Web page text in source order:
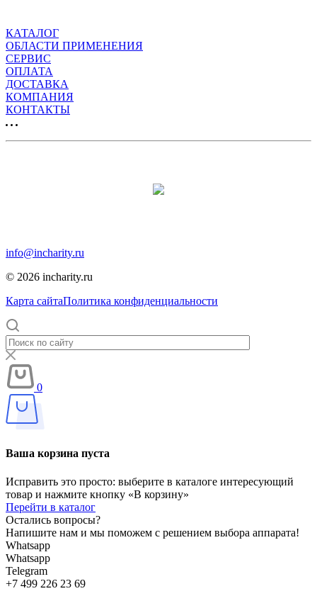
КАТАЛОГ
ОБЛАСТИ ПРИМЕНЕНИЯ
СЕРВИС
ОПЛАТА
ДОСТАВКА
КОМПАНИЯ
КОНТАКТЫ
info@incharity.ru
© 2026 incharity.ru
Карта сайтаПолитика конфиденциальности
0
Ваша корзина пуста
Исправить это просто: выберите в каталоге интересующий
товар и нажмите кнопку «В корзину»
Перейти в каталог
Остались вопросы?
Напишите нам и мы поможем с решением выбора аппарата!
Whatsapp
Whatsapp
Telegram
+7 499 226 23 69